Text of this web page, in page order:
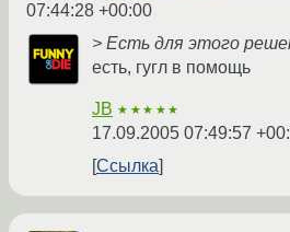
07:44:28 +00:00
> Есть для этого
есть, гугл в помощь
JB ★★★★★
17.09.2005 07:49:57
Ссылка